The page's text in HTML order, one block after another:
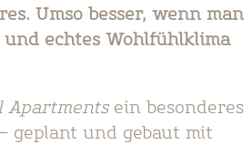
Umso besser, wenn man
echtes Wohlfühlklima
Apartmentsein besonderes
geplant und gebaut mit